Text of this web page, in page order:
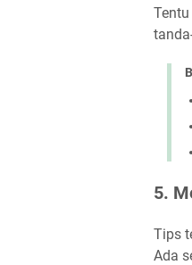
5.
Tips
Ada